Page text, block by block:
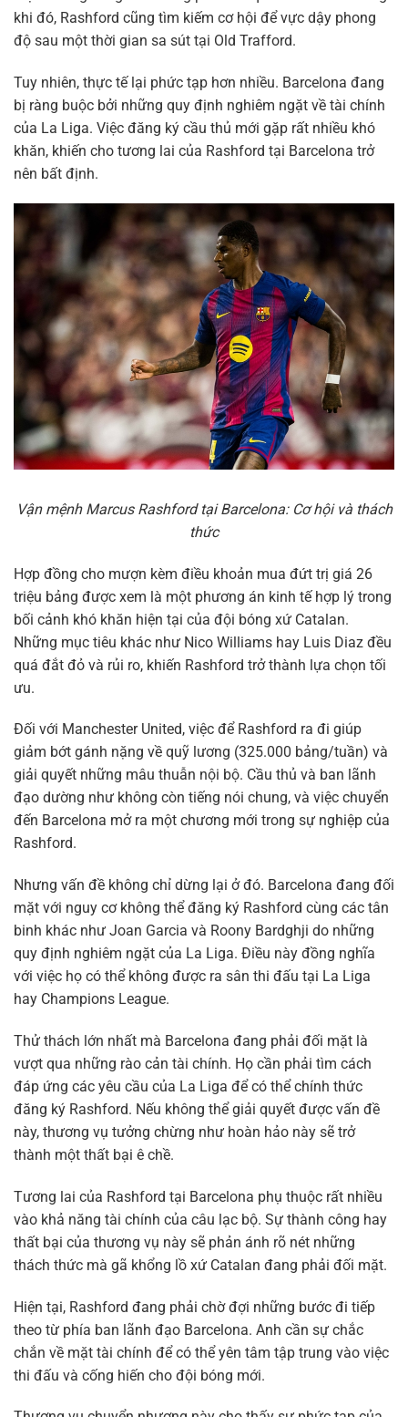
khi đó, Rashford cũng tìm kiếm cơ hội để vực dậy phong
độ sau một thời gian sa sút tại Old Trafford.
Tuy nhiên, thực tế lại phức tạp hơn nhiều. Barcelona đang
bị ràng buộc bởi những quy định nghiêm ngặt về tài chính
của La Liga. Việc đăng ký cầu thủ mới gặp rất nhiều khó
khăn, khiến cho tương lai của Rashford tại Barcelona trở
nên bất định.
Vận mệnh Marcus Rashford tại Barcelona: Cơ hội và thách
thức
Hợp đồng cho mượn kèm điều khoản mua đứt trị giá 26
triệu bảng được xem là một phương án kinh tế hợp lý trong
bối cảnh khó khăn hiện tại của đội bóng xứ Catalan.
Những mục tiêu khác như Nico Williams hay Luis Diaz đều
quá đắt đỏ và rủi ro, khiến Rashford trở thành lựa chọn tối
ưu.
Đối với Manchester United, việc để Rashford ra đi giúp
giảm bớt gánh nặng về quỹ lương (325.000 bảng/tuần) và
giải quyết những mâu thuẫn nội bộ. Cầu thủ và ban lãnh
đạo dường như không còn tiếng nói chung, và việc chuyển
đến Barcelona mở ra một chương mới trong sự nghiệp của
Rashford.
Nhưng vấn đề không chỉ dừng lại ở đó. Barcelona đang đối
mặt với nguy cơ không thể đăng ký Rashford cùng các tân
binh khác như Joan Garcia và Roony Bardghji do những
quy định nghiêm ngặt của La Liga. Điều này đồng nghĩa
với việc họ có thể không được ra sân thi đấu tại La Liga
hay Champions League.
Thử thách lớn nhất mà Barcelona đang phải đối mặt là
vượt qua những rào cản tài chính. Họ cần phải tìm cách
đáp ứng các yêu cầu của La Liga để có thể chính thức
đăng ký Rashford. Nếu không thể giải quyết được vấn đề
này, thương vụ tưởng chừng như hoàn hảo này sẽ trở
thành một thất bại ê chề.
Tương lai của Rashford tại Barcelona phụ thuộc rất nhiều
vào khả năng tài chính của câu lạc bộ. Sự thành công hay
thất bại của thương vụ này sẽ phản ánh rõ nét những
thách thức mà gã khổng lồ xứ Catalan đang phải đối mặt.
Hiện tại, Rashford đang phải chờ đợi những bước đi tiếp
theo từ phía ban lãnh đạo Barcelona. Anh cần sự chắc
chắn về mặt tài chính để có thể yên tâm tập trung vào việc
thi đấu và cống hiến cho đội bóng mới.